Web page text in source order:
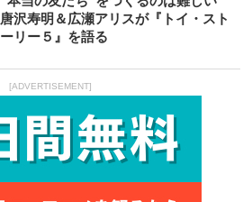
唐沢寿明＆広瀬アリスが『トイ・スト
ーリー５』を語る
[ADVERTISEMENT]